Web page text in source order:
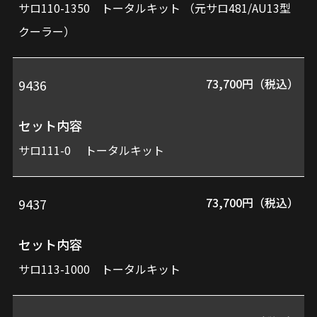
サロ110-1350 トータルキット （元サロ481/AU13型
クーラー）
9436 73,700円（税込）
セット内容
サロ111-0 トータルキット
9437 73,700円（税込）
セット内容
サロ113-1000 トータルキット